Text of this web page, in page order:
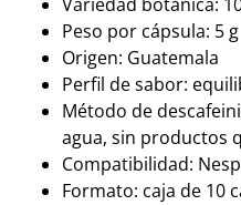
Variedad botánica:
Peso por cápsula: 5 g
Origen: Guatemala
Perfil de sabor:
Método de
agua, sin productos
Compatibilidad:
Formato: caja de 10